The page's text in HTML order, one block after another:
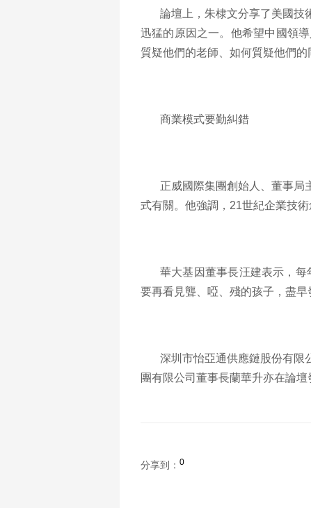
論壇上，朱棣文分享了美國技
迅猛的原因之一。他希望中國領
質疑他們的老師、如何質疑他們
商業模式要勤糾錯
正威國際集團創始人、董事局
式有關。他強調， 21世紀企業技
華大基因董事長汪建表示，每
要再看見聾、啞、殘的孩子，盡
深圳市怡亞通供應鏈股份有限
團有限公司董事長蘭華升亦在論壇
分享到： 0